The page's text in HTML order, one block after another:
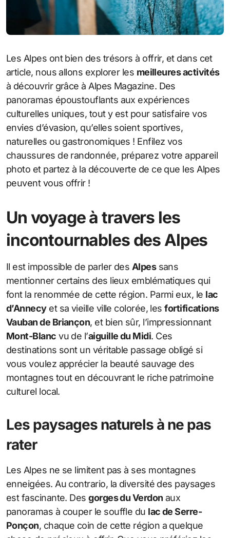
Les Alpes ont bien des trésors à offrir, et dans cet
article, nous allons explorer les meilleures activités
à découvrir grâce à Alpes Magazine. Des
panoramas époustouflants aux expériences
culturelles uniques, tout y est pour satisfaire vos
envies d’évasion, qu’elles soient sportives,
naturelles ou gastronomiques ! Enfilez vos
chaussures de randonnée, préparez votre appareil
photo et partez à la découverte de ce que les Alpes
peuvent vous offrir !
Un voyage à travers les
incontournables des Alpes
Il est impossible de parler des Alpessans
mentionner certains des lieux emblématiques qui
font la renommée de cette région. Parmi eux, le lac
d’Annecyet sa vieille ville colorée, lesfortifications
Vauban de Briançon, et bien sûr, l’impressionnant
Mont-Blanc vu de l’aiguille du Midi. Ces
destinations sont un véritable passage obligé si
vous voulez apprécier la beauté sauvage des
montagnes tout en découvrant le riche patrimoine
culturel local.
Les paysages naturels à ne pas
rater
Les Alpes ne se limitent pas à ses montagnes
enneigées. Au contrario, la diversité des paysages
est fascinante. Desgorges du Verdon aux
panoramas à couper le souffle du lac de Serre-
Ponçon, chaque coin de cette région a quelque